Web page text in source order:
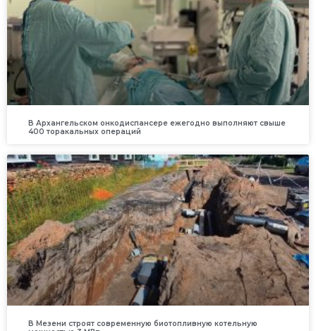
В Архангельском онкодиспансере ежегодно выполняют свыше
400 торакальных операций
В Мезени строят современную биотопливную котельную